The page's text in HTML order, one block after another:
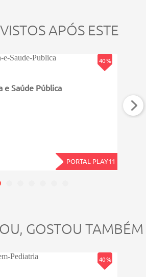
do diabetes e ações de
ao paciente diabético.
APÓS ESTE
40 %
e Saúde Pública
PORTAL PLAY11
6011
GOSTOU TAMBÉM
40 %